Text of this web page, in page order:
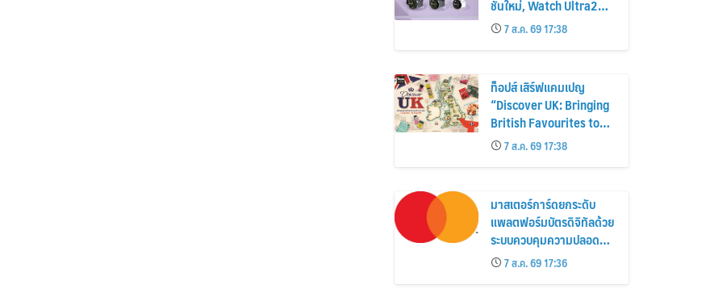
ชันใหม่, Watch Ultra2
และ Watch9 สูงกว่ารุ่น
ก่อนหน้ากว่า 30%
7 ส.ค. 69 17:38
ท็อปส์ เสิร์ฟแคมเปญ
“Discover UK: Bringing
British Favourites to
You” ขนทัพของอร่อยและ
ไอเท็มฮิตจากสหราช
อาณาจักร ส่งตรงถึงมือ
ตั้งแต่วันนี้ – 18 สิงหาคมนี้
7 ส.ค. 69 17:38
มาสเตอร์การ์ดยกระดับ
แพลตฟอร์มบัตรดิจิทัลด้วย
ระบบควบคุมความปลอดภัย
ใหม่7 ส.ค. 69 17:36